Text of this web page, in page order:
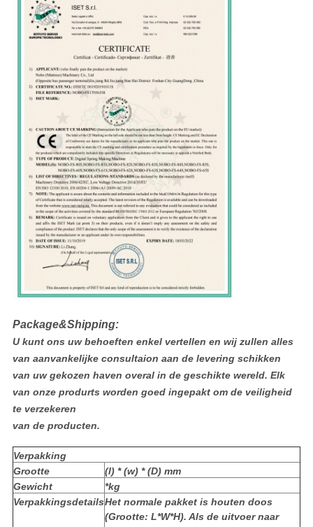
Package&Shipping:
U kunt ons uw behoeften enkel vertellen en wij zullen alles
van aanvankelijke consultaion aan de levering schikken
van uw gekozen haven overal in de geschikte wereld. Elk
van onze produrts worden goed ingepakt om de veiligheid
te verzekeren
van de producten.
Verpakking
Grootte
(l) * (w) * (D) mm
Gewicht
*kg
VerpakkingsdetailsHet normale pakket is houten doos
(Grootte: L*W*H). Als de uitvoer naar